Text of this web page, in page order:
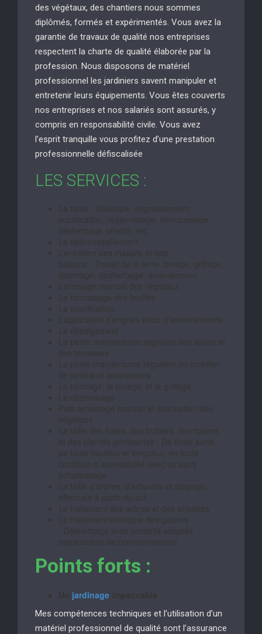
des végétaux, des chantiers nous sommes
diplômés, formés et expérimentés. Vous avez la
garantie de travaux de qualité nos entreprises
respectent la charte de qualité élaborée par la
profession. Nous disposons de matériel
professionnel les jardiniers savent manipuler et
entretenir leurs équipements. Vous êtes couverts
nos entreprises et nos salariés sont assurés, y
compris en responsabilité civile. Vous avez
l’esprit tranquille vous profitez d’une prestation
professionnelle défiscalisée
LES SERVICES :
Points forts :
jardinage
Mes compétences techniques et l’utilisation d’un
matériel professionnel de qualité sont l’assurance